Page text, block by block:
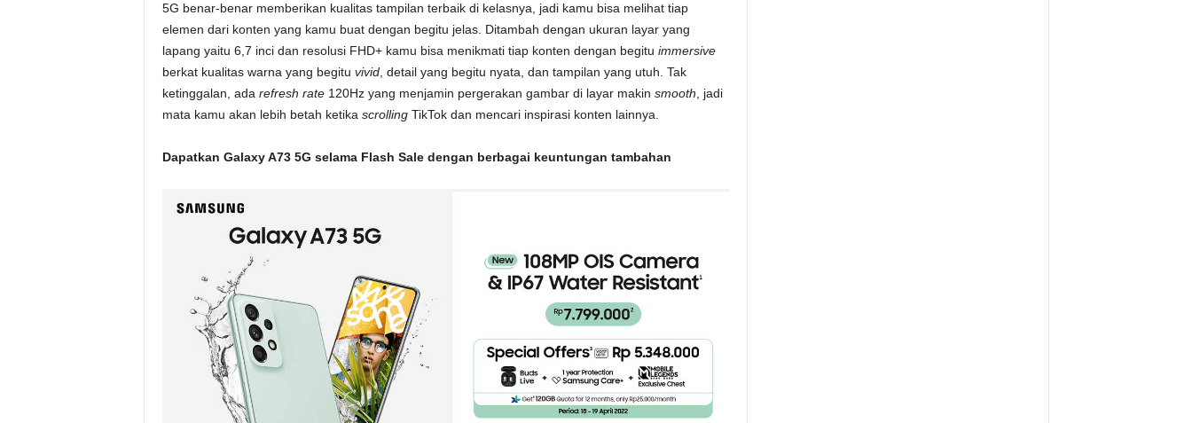
5G benar-benar memberikan kualitas tampilan terbaik di kelasnya, jadi kamu bisa melihat tiap
elemen dari konten yang kamu buat dengan begitu jelas. Ditambah dengan ukuran layar yang
lapang yaitu 6,7 inci dan resolusi FHD+ kamu bisa menikmati tiap konten dengan begitu immersive
berkat kualitas warna yang begitu vivid, detail yang begitu nyata, dan tampilan yang utuh. Tak
ketinggalan, ada refresh rate120Hz yang menjamin pergerakan gambar di layar makin smooth , jadi
mata kamu akan lebih betah ketika scrollingTikTok dan mencari inspirasi konten lainnya.
Dapatkan Galaxy A73 5G selama Flash Sale dengan berbagai keuntungan tambahan